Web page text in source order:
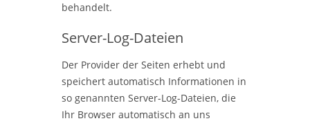
behandelt.
Server-Log-Dateien
Der Provider der Seiten erhebt und
speichert automatisch Informationen in
so genannten Server-Log-Dateien, die
Ihr Browser automatisch an uns